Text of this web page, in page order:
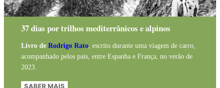
37 dias por trilhos mediterrânicos e alpinos
Livro de Rodrigo Rato, escrito durante uma viagem de carro,
acompanhado pelos pais, entre Espanha e França, no verão de
2023.
SABER MAIS